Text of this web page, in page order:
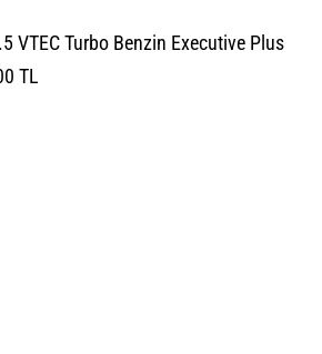
VTEC Turbo Benzin Executive Plus
TL